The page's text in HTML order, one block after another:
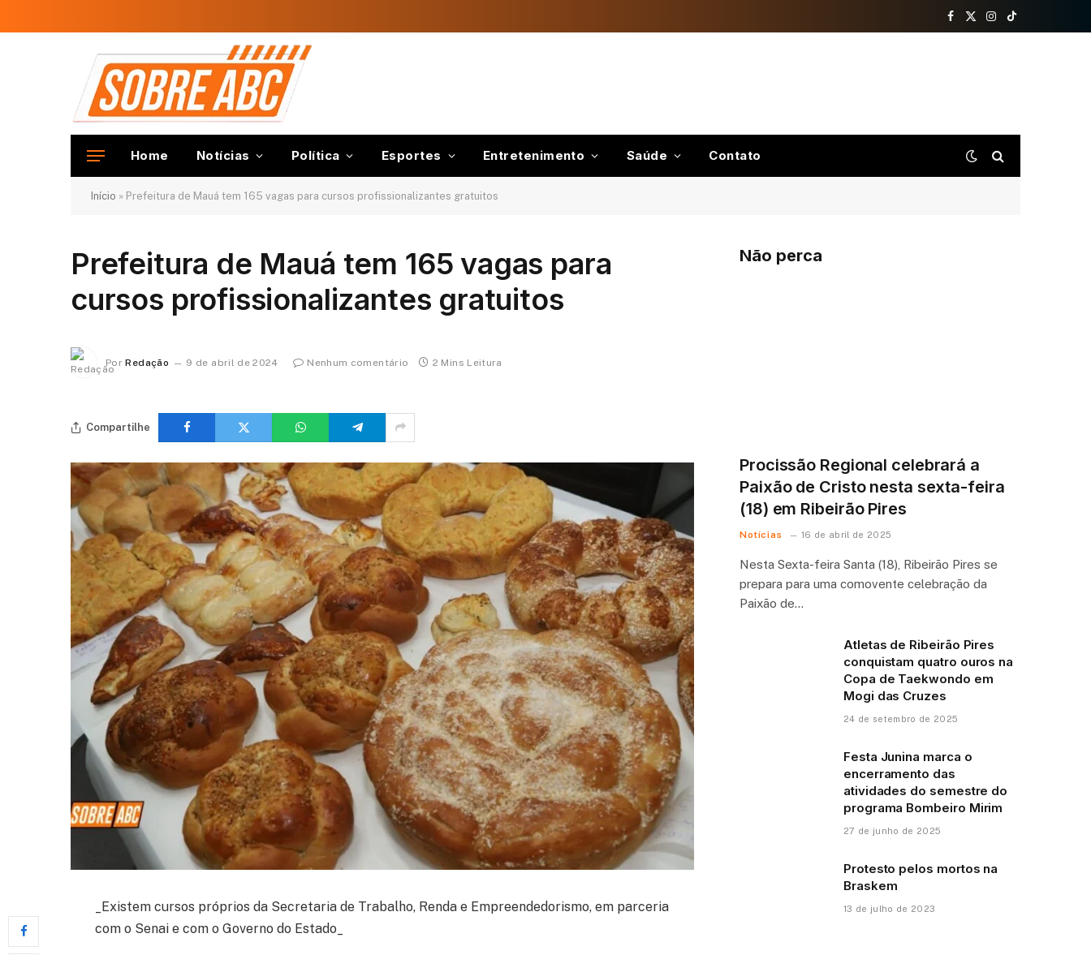
Facebook
X
Instagram
TikTok
Home Notícias Política Esportes Entretenimento Saúde Contato
Início » Prefeitura de Mauá tem 165 vagas para cursos profissionalizantes gratuitos
Prefeitura de Mauá tem 165 vagas para
cursos profissionalizantes gratuitos
Por Redação 9 de abril de 2024 Nenhum comentário 2 Mins Leitura
Compartilhe
_Existem cursos próprios da Secretaria de Trabalho, Renda e Empreendedorismo, em parceria
com o Senai e com o Governo do Estado_
Não perca
Procissão Regional celebrará a
Paixão de Cristo nesta sexta-feira
(18) em Ribeirão Pires
Notícias 16 de abril de 2025
Nesta Sexta-feira Santa (18), Ribeirão Pires se
prepara para uma comovente celebração da
Paixão de…
Atletas de Ribeirão Pires
conquistam quatro ouros na
Copa de Taekwondo em
Mogi das Cruzes
24 de setembro de 2025
Festa Junina marca o
encerramento das
atividades do semestre do
programa Bombeiro Mirim
27 de junho de 2025
Protesto pelos mortos na
Braskem
13 de julho de 2023